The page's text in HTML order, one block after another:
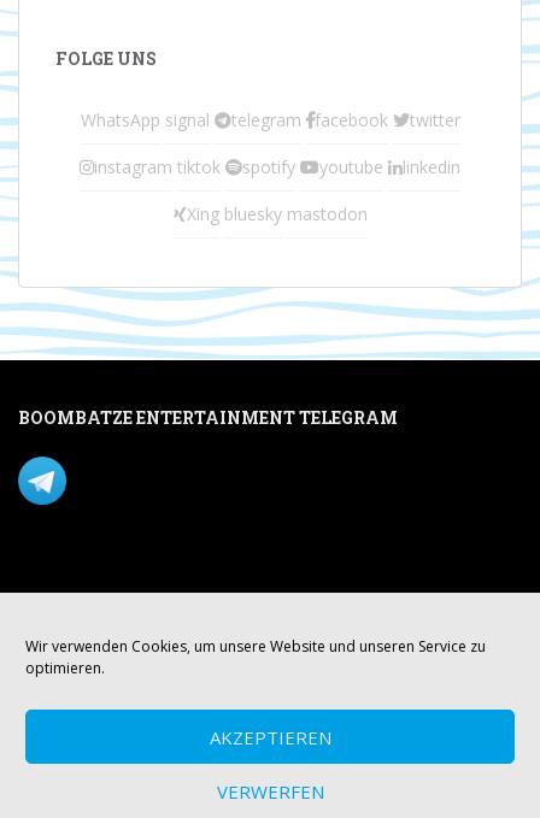
Wir verwenden Cookies, um unsere Website und unseren Service zu
optimieren.
AKZEPTIEREN
VERWERFEN
FOLGE UNS
WhatsApp signal telegram facebook twitter
instagram tiktok spotify youtube linkedin
Xing bluesky mastodon
BOOMBATZE ENTERTAINMENT TELEGRAM